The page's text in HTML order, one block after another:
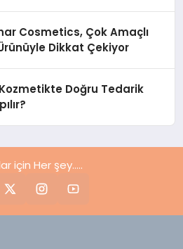
Cosmetics, Çok Amaçlı
Dikkat Çekiyor
Doğru Tedarik
için Her şey.....